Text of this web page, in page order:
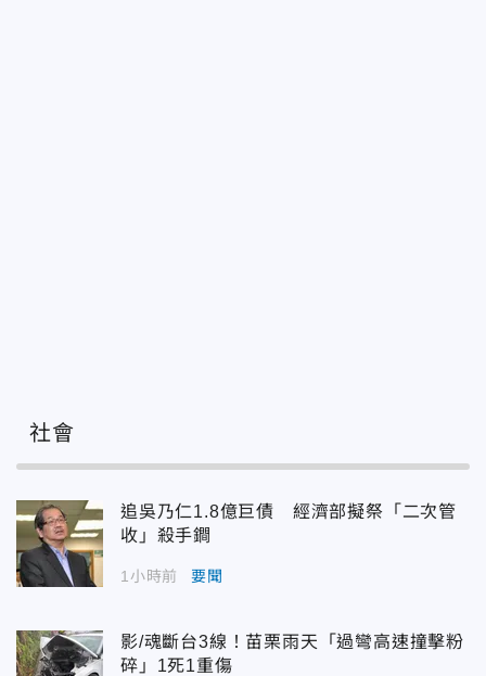
社會
追吳乃仁1.8億巨債 經濟部擬祭「二次管
收」殺手鐧
1小時前 要聞
影/魂斷台3線！苗栗雨天「過彎高速撞擊粉
碎」1死1重傷